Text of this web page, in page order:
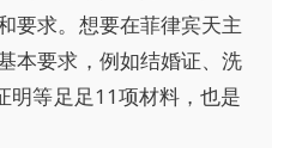
要求。想要在菲律宾天主
本要求，例如结婚证、洗
明等足足11项材料，也是